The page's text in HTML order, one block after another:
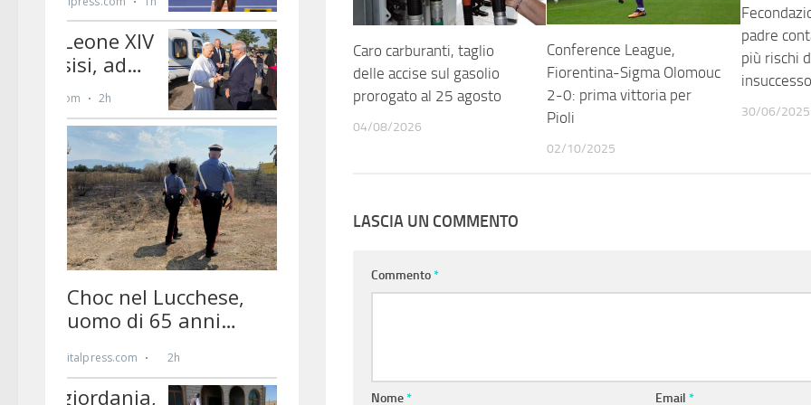
Caro carburanti, taglio
delle accise sul gasolio
prorogato al 25 agosto
04/08/2026
Conference League,
Fiorentina-Sigma Olomouc
2-0: prima vittoria per
Pioli
02/10/2025
padre
più rischi
insuccesso
30/06/2025
LASCIA UN COMMENTO
Commento*
Nome* Email*